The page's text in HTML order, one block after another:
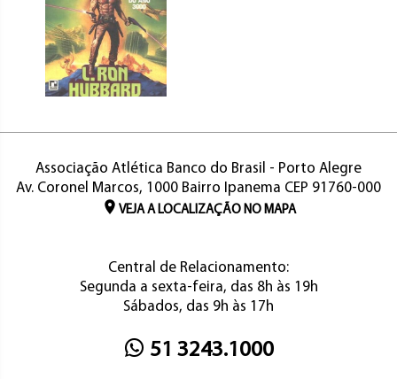
Associação Atlética Banco do Brasil - Porto Alegre
Av. Coronel Marcos, 1000 Bairro Ipanema CEP 91760-000
VEJA A LOCALIZAÇÃO NO MAPA
Central de Relacionamento:
Segunda a sexta-feira, das 8h às 19h
Sábados, das 9h às 17h
51 3243.1000